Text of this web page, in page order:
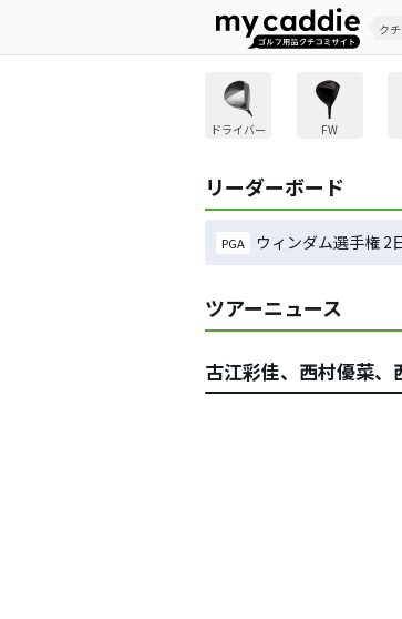
ク
ドライバー FW
リーダーボード
PGA ウィンダム選手権 2
ツアーニュース
古江彩佳、西村優菜